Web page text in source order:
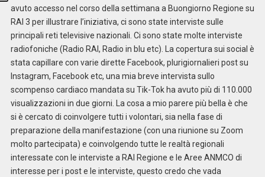
avuto accesso nel corso della settimana a Buongiorno Regione su
RAI 3 per illustrare l’iniziativa, ci sono state interviste sulle
principali reti televisive nazionali. Ci sono state molte interviste
radiofoniche (Radio RAI, Radio in blu etc). La copertura sui social è
stata capillare con varie dirette Facebook, plurigiornalieri post su
Instagram, Facebook etc, una mia breve intervista sullo
scompenso cardiaco mandata su Tik-Tok ha avuto più di 110.000
visualizzazioni in due giorni. La cosa a mio parere più bella è che
si è cercato di coinvolgere tutti i volontari, sia nella fase di
preparazione della manifestazione (con una riunione su Zoom
molto partecipata) e coinvolgendo tutte le realtà regionali
interessate con le interviste a RAI Regione e le Aree ANMCO di
interesse per i post e le interviste, questo credo che vada